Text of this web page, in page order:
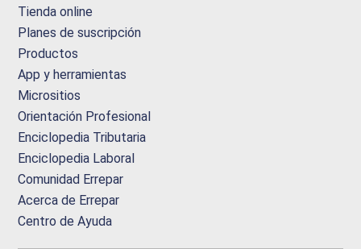
Tienda online
Planes de suscripción
Productos
App y herramientas
Micrositios
Orientación Profesional
Enciclopedia Tributaria
Enciclopedia Laboral
Comunidad Errepar
Acerca de Errepar
Centro de Ayuda